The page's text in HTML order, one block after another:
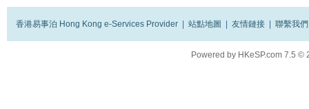
香港易事泊 Hong Kong e-Services Provider 站點地圖 友情鏈接 聯繫我們
Powered by HKeSP.com 7.5 ©